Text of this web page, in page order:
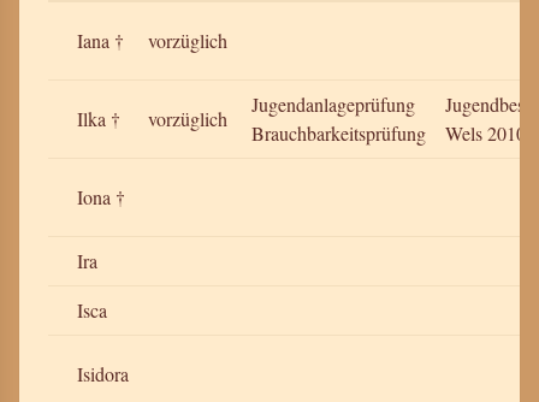
Iana † vorzüglich
Ilka † vorzüglich
Jugendanlageprüfung
Brauchbarkeitsprüfung
Jugendbeste
Wels 2010
Iona †
Ira
Isca
Isidora